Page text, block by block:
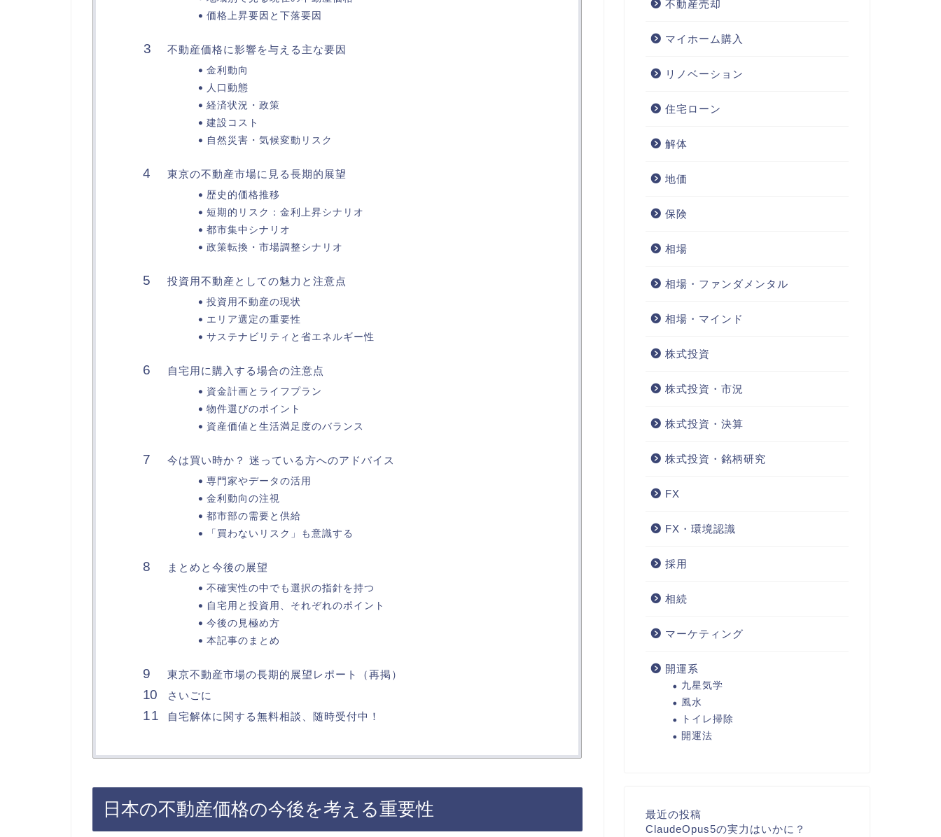
価格上昇要因と下落要因
不動産価格に影響を与える主な要因
金利動向
人口動態
経済状況・政策
建設コスト
自然災害・気候変動リスク
東京の不動産市場に見る長期的展望
歴史的価格推移
短期的リスク：金利上昇シナリオ
都市集中シナリオ
政策転換・市場調整シナリオ
投資用不動産としての魅力と注意点
投資用不動産の現状
エリア選定の重要性
サステナビリティと省エネルギー性
自宅用に購入する場合の注意点
資金計画とライフプラン
物件選びのポイント
資産価値と生活満足度のバランス
今は買い時か？ 迷っている方へのアドバイス
専門家やデータの活用
金利動向の注視
都市部の需要と供給
「買わないリスク」も意識する
まとめと今後の展望
不確実性の中でも選択の指針を持つ
自宅用と投資用、それぞれのポイント
今後の見極め方
本記事のまとめ
東京不動産市場の長期的展望レポート（再掲）
さいごに
自宅解体に関する無料相談、随時受付中！
日本の不動産価格の今後を考える重要性
不動産売却
マイホーム購入
リノベーション
住宅ローン
解体
地価
保険
相場
相場・ファンダメンタル
相場・マインド
株式投資
株式投資・市況
株式投資・決算
株式投資・銘柄研究
FX
FX・環境認識
採用
相続
マーケティング
開運系
九星気学
風水
トイレ掃除
開運法
最近の投稿
ClaudeOpus5の実力はいかに？